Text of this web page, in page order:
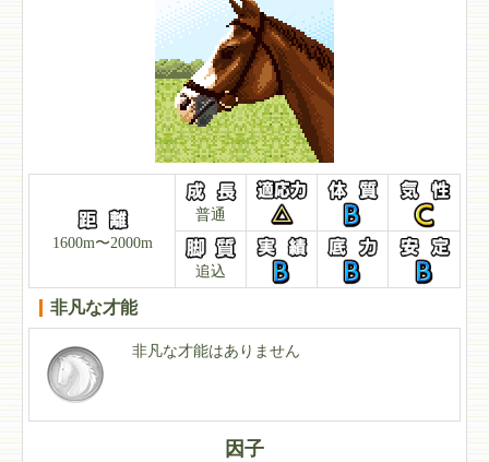
1600m〜2000m
普通
追込
非凡な才能
非凡な才能はありません
因子